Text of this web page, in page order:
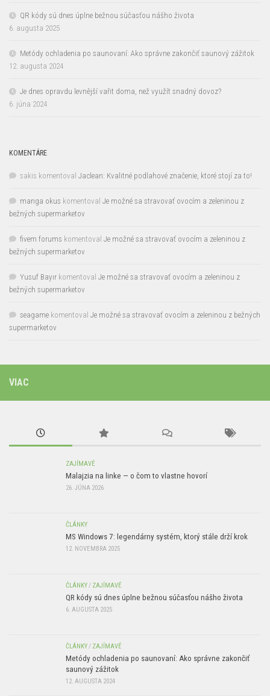
QR kódy sú dnes úplne bežnou súčasťou nášho života
6. augusta 2025
Metódy ochladenia po saunovaní: Ako správne zakončiť saunový zážitok
12. augusta 2024
Je dnes opravdu levnější vařit doma, než využít snadný dovoz?
6. júna 2024
KOMENTÁRE
sakis komentoval Jaclean: Kvalitné podlahové značenie, ktoré stojí za to!
manga okus komentoval Je možné sa stravovať ovocím a zeleninou z
bežných supermarketov
fivem forums komentoval Je možné sa stravovať ovocím a zeleninou z
bežných supermarketov
Yusuf Bayır komentoval Je možné sa stravovať ovocím a zeleninou z
bežných supermarketov
seagame komentoval Je možné sa stravovať ovocím a zeleninou z bežných
supermarketov
VIAC
ZAJÍMAVÉ
Malajzia na linke — o čom to vlastne hovorí
26. JÚNA 2026
ČLÁNKY
MS Windows 7: legendárny systém, ktorý stále drží krok
12. NOVEMBRA 2025
ČLÁNKY/ ZAJÍMAVÉ
QR kódy sú dnes úplne bežnou súčasťou nášho života
6. AUGUSTA 2025
ČLÁNKY/ ZAJÍMAVÉ
Metódy ochladenia po saunovaní: Ako správne zakončiť
saunový zážitok
12. AUGUSTA 2024